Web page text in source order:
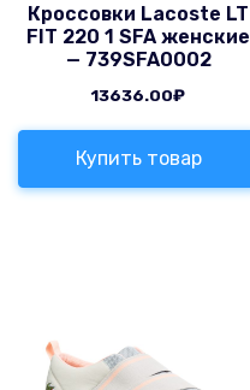
Кроссовки Lacoste LT
FIT 220 1 SFA женские
— 739SFA0002
13636.00₽
Купить товар